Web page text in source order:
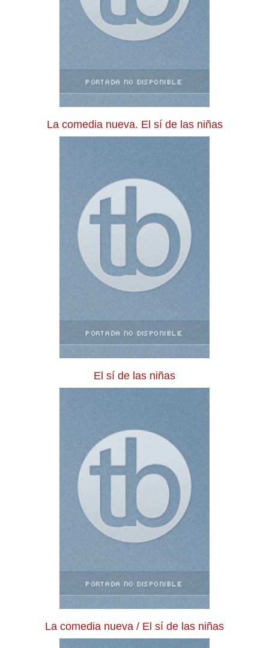
La comedia nueva. El sí de las niñas
El sí de las niñas
La comedia nueva / El sí de las niñas